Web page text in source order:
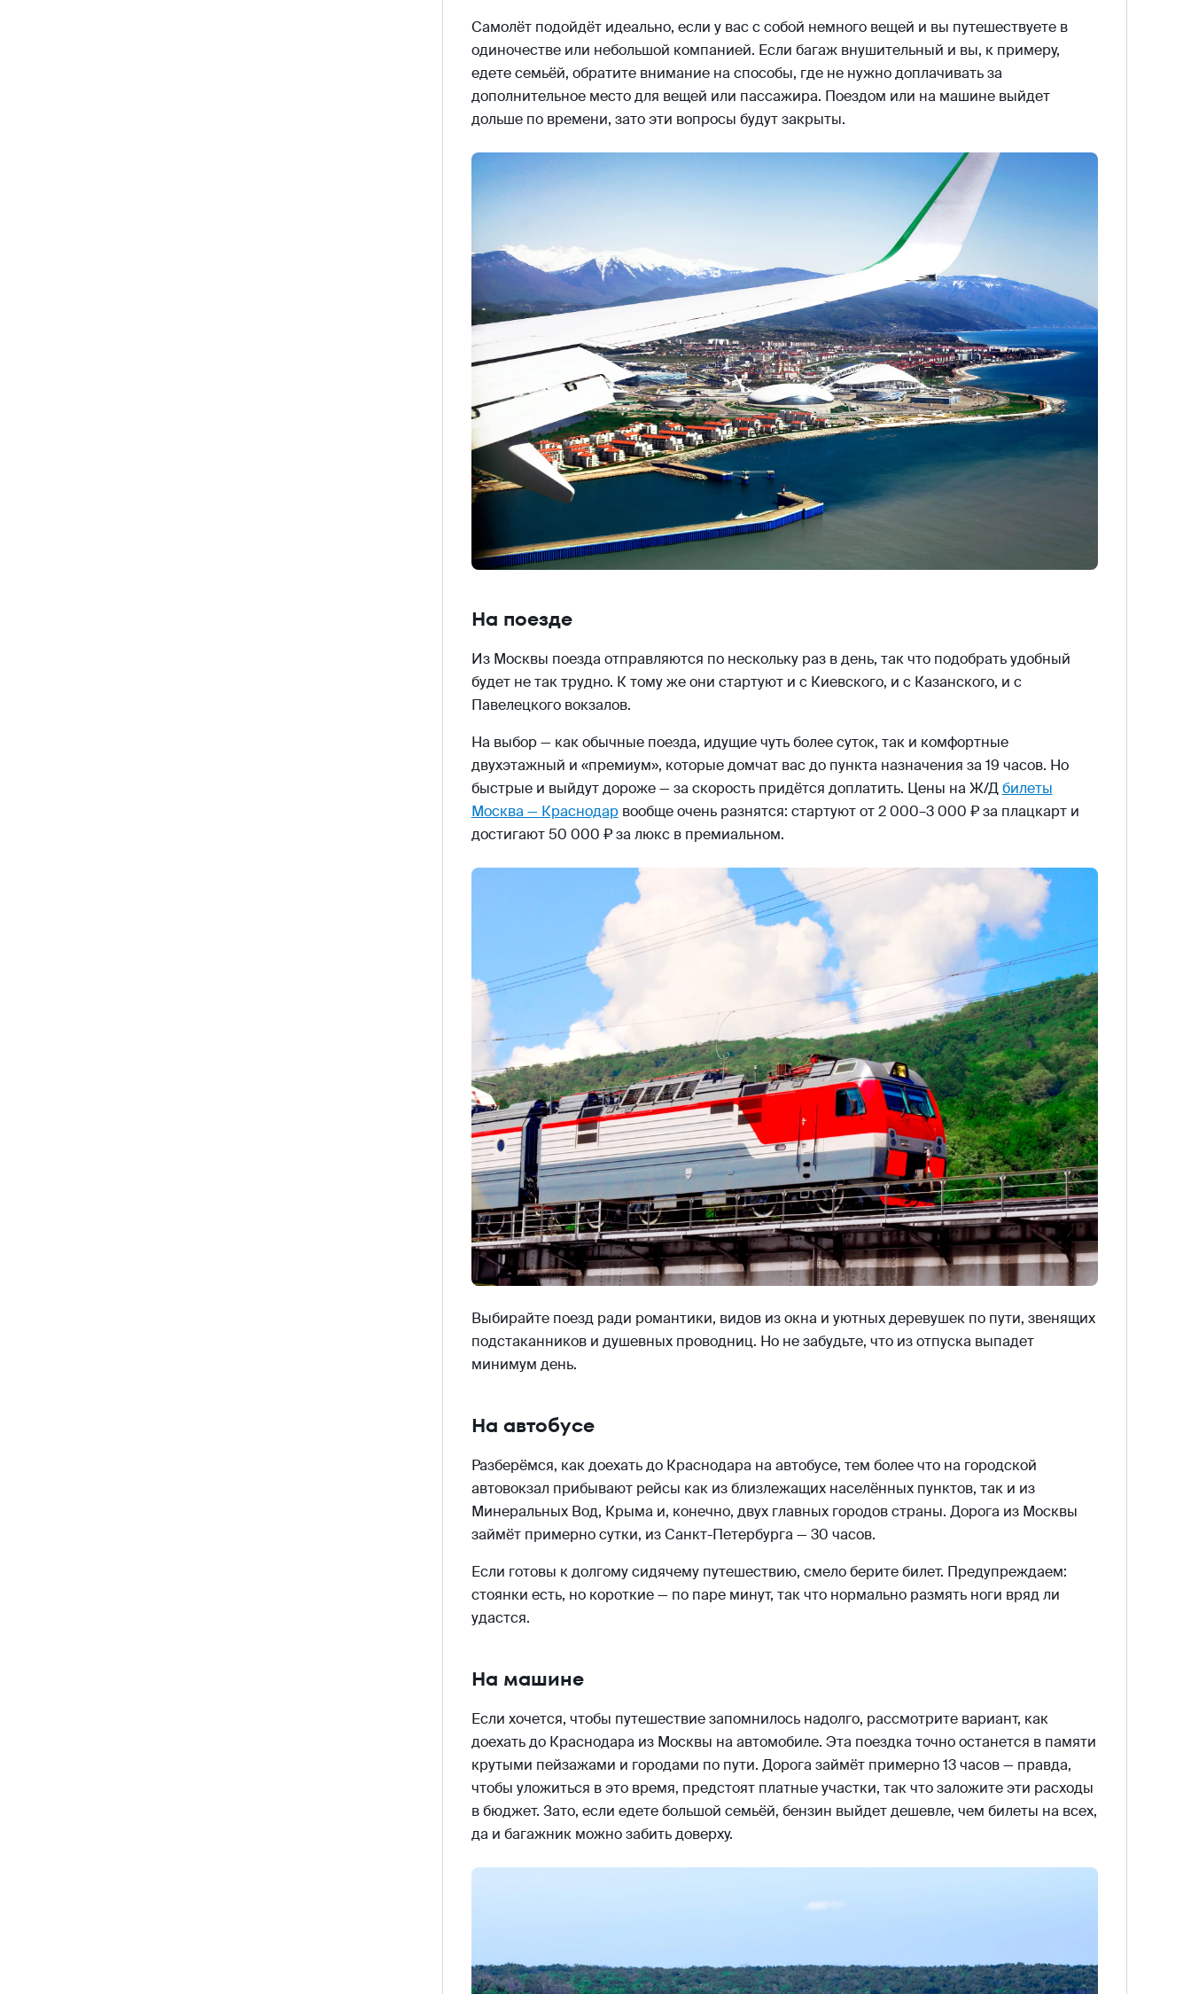
Самолёт подойдёт идеально, если у вас с собой немного вещей и вы путешествуете в
одиночестве или небольшой компанией. Если багаж внушительный и вы, к примеру,
едете семьёй, обратите внимание на способы, где не нужно доплачивать за
дополнительное место для вещей или пассажира. Поездом или на машине выйдет
дольше по времени, зато эти вопросы будут закрыты.
На поезде
Из Москвы поезда отправляются по нескольку раз в день, так что подобрать удобный
будет не так трудно. К тому же они стартуют и с Киевского, и с Казанского, и с
Павелецкого вокзалов.
На выбор — как обычные поезда, идущие чуть более суток, так и комфортные
двухэтажный и «премиум», которые домчат вас до пункта назначения за 19 часов. Но
быстрые и выйдут дороже — за скорость придётся доплатить. Цены на Ж/Дбилеты
Москва — Краснодарвообще очень разнятся: стартуют от 2 000–3 000 ₽ за плацкарт и
достигают 50 000 ₽ за люкс в премиальном.
Выбирайте поезд ради романтики, видов из окна и уютных деревушек по пути, звенящих
подстаканников и душевных проводниц. Но не забудьте, что из отпуска выпадет
минимум день.
На автобусе
Разберёмся, как доехать до Краснодара на автобусе, тем более что на городской
автовокзал прибывают рейсы как из близлежащих населённых пунктов, так и из
Минеральных Вод, Крыма и, конечно, двух главных городов страны. Дорога из Москвы
займёт примерно сутки, из Санкт-Петербурга — 30 часов.
Если готовы к долгому сидячему путешествию, смело берите билет. Предупреждаем:
стоянки есть, но короткие — по паре минут, так что нормально размять ноги вряд ли
удастся.
На машине
Если хочется, чтобы путешествие запомнилось надолго, рассмотрите вариант, как
доехать до Краснодара из Москвы на автомобиле. Эта поездка точно останется в памяти
крутыми пейзажами и городами по пути. Дорога займёт примерно 13 часов — правда,
чтобы уложиться в это время, предстоят платные участки, так что заложите эти расходы
в бюджет. Зато, если едете большой семьёй, бензин выйдет дешевле, чем билеты на всех,
да и багажник можно забить доверху.